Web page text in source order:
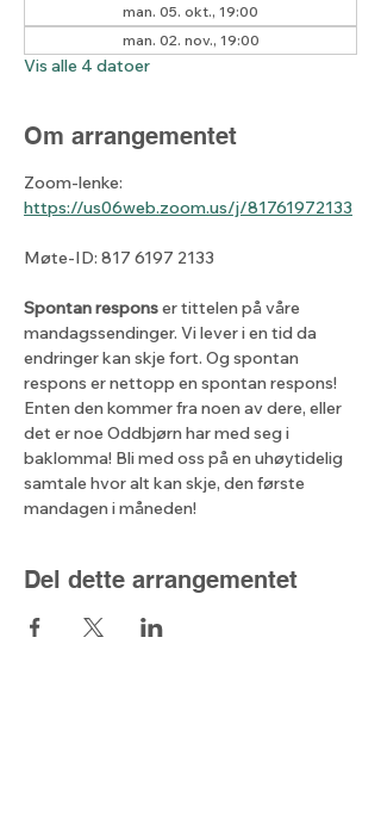
man. 05. okt., 19:00
man. 02. nov., 19:00
Vis alle 4 datoer
Om arrangementet
Zoom-lenke:
https://us06web.zoom.us/j/81761972133
Møte-ID: 817 6197 2133
Spontan respons er tittelen på våre
mandagssendinger. Vi lever i en tid da
endringer kan skje fort. Og spontan
respons er nettopp en spontan respons!
Enten den kommer fra noen av dere, eller
det er noe Oddbjørn har med seg i
baklomma! Bli med oss på en uhøytidelig
samtale hvor alt kan skje, den første
mandagen i måneden!
Del dette arrangementet